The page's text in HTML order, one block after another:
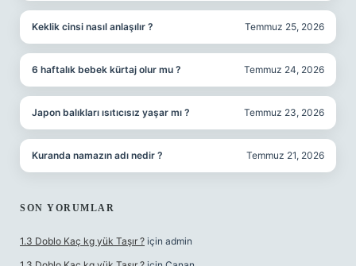
Keklik cinsi nasıl anlaşılır ? Temmuz 25, 2026
6 haftalık bebek kürtaj olur mu ? Temmuz 24, 2026
Japon balıkları ısıtıcısız yaşar mı ? Temmuz 23, 2026
Kuranda namazın adı nedir ? Temmuz 21, 2026
SON YORUMLAR
1.3 Doblo Kaç kg yük Taşır ? için admin